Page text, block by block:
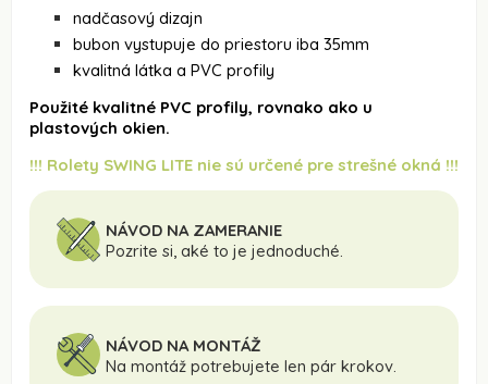
nadčasový dizajn
bubon vystupuje do priestoru iba 35mm
kvalitná látka a PVC profily
Použité kvalitné PVC profily, rovnako ako u
plastových okien.
!!! Rolety SWING LITE nie sú určené pre strešné okná !!!
NÁVOD NA ZAMERANIE
Pozrite si, aké to je jednoduché.
NÁVOD NA MONTÁŽ
Na montáž potrebujete len pár krokov.